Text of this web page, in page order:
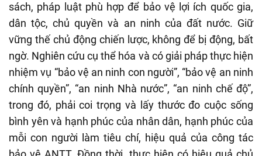
sách, pháp luật phù hợp để bảo vệ lợi ích quốc gia,
dân tộc, chủ quyền và an ninh của đất nước. Giữ
vững thế chủ động chiến lược, không để bị động, bất
ngờ. Nghiên cứu cụ thể hóa và có giải pháp thực hiện
nhiệm vụ “bảo vệ an ninh con người”, “bảo vệ an ninh
chính quyền”, “an ninh Nhà nước”, “an ninh chế độ”,
trong đó, phải coi trọng và lấy thước đo cuộc sống
bình yên và hạnh phúc của nhân dân, hạnh phúc của
mỗi con người làm tiêu chí, hiệu quả của công tác